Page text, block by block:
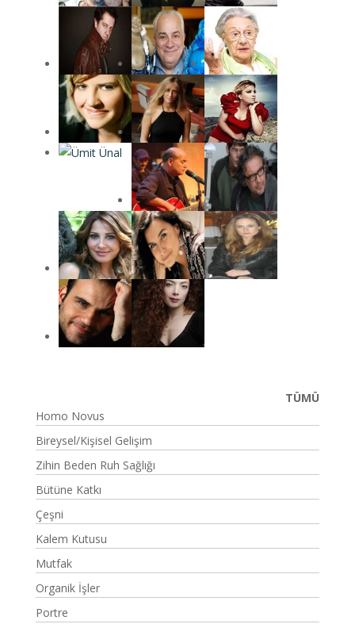
TÜMÜ
Homo Novus
Bireysel/Kişisel Gelişim
Zihin Beden Ruh Sağlığı
Bütüne Katkı
Çeşni
Kalem Kutusu
Mutfak
Organik İşler
Portre